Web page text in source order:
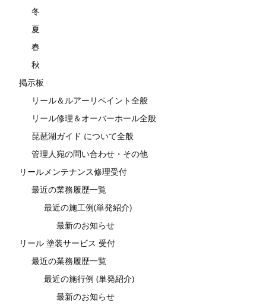
冬
夏
春
秋
掲示板
リール＆ルアーリペイント全般
リール修理＆オーバーホール全般
琵琶湖ガイド について全般
管理人宛の問い合わせ・その他
リールメンテナンス修理受付
最近の業務履歴一覧
最近の施工例(単発紹介)
最新のお知らせ
リール 塗装サービス 受付
最近の業務履歴一覧
最近の施行例 (単発紹介)
最新のお知らせ